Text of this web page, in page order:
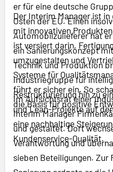
er für eine deutsche
Osten der EU. Einen
Automobilzulieferer hat
ein Sanierungskonzept
Technik und Produktion
Industriegruppe für
Restrukturierung hin zu
und Lean-Projekte auf
eine nachhaltige
Kundenservice-Qualität.
Der Interim Manager ist
mit innovativen
ist versiert darin,
umzugestalten und
Systeme für
führt er sicher ein. So
die Basis für positive
Im Aufsichtsrat einer
Interim Manager
und gestaltet. Dort
Verantwortung und
sieben Beteiligungen. Zur